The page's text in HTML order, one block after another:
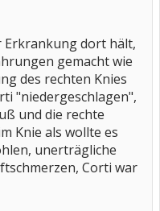
Erkrankung dort hält,
gemacht wie
des rechten Knies
"niedergeschlagen",
und die rechte
Knie als wollte es
unerträgliche
Corti war